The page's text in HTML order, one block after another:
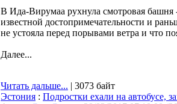
В Ида-Вирумаа рухнула смотровая башня
известной достопримечательности и
не устояла перед порывами ветра и что
Далее...
Читать дальше... | 3073 байт
Эстония : Подростки ехали на автобусе,